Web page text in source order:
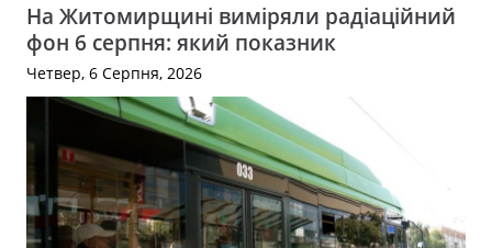
На Житомирщині виміряли радіаційний
фон 6 серпня: який показник
Четвер, 6 Серпня, 2026